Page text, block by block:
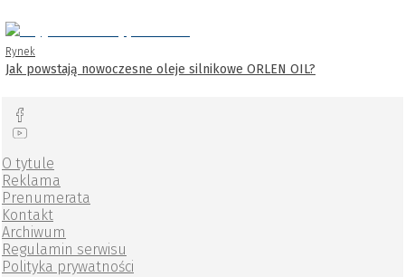
Rynek
Jak powstają nowoczesne oleje silnikowe ORLEN OIL?
O tytule
Reklama
Prenumerata
Kontakt
Archiwum
Regulamin serwisu
Polityka prywatności